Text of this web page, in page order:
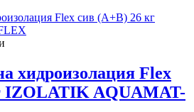
хидроизолация Flex
IZOLATIK AQUAMAT-